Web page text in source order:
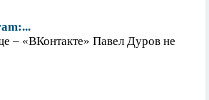
– «ВКонтакте» Павел Дуров не